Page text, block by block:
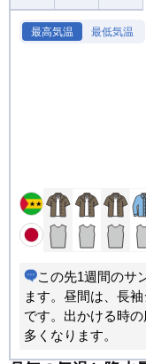
最高気温 最低気温
この先1週間のサ
ます。昼間は、長
です。出かける時
多くなります。